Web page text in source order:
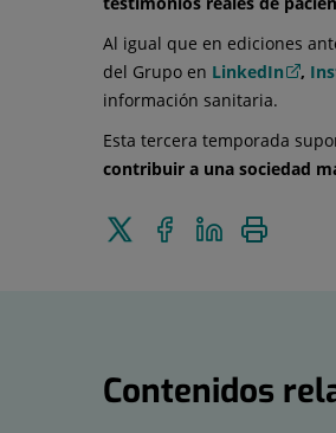
Al igual que en ediciones
del Grupo en LinkedIn ,
información sanitaria.
Esta tercera temporada
contribuir a una sociedad
Enviar
Compartir
en
Compartir
Contenidos